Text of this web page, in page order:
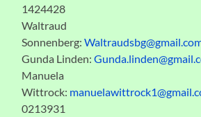
1424428
Waltraud
Sonnenberg:
Gunda Linden:
Manuela
Wittrock:
0213931